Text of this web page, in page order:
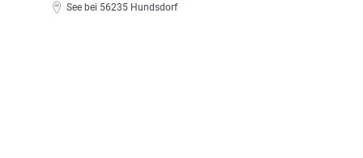
See bei 56235 Hundsdorf